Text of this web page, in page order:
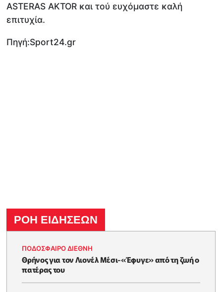
ASTERAS AKTOR και τού ευχόμαστε καλή
επιτυχία.
Πηγή:Sport24.gr
ΡΟΗ ΕΙΔΗΣΕΩΝ
ΠΟΔΟΣΦΑΙΡΟ ΔΙΕΘΝΗ
Θρήνος για τον Λιονέλ Μέσι-«Έφυγε» από τη ζωή ο
πατέρας του